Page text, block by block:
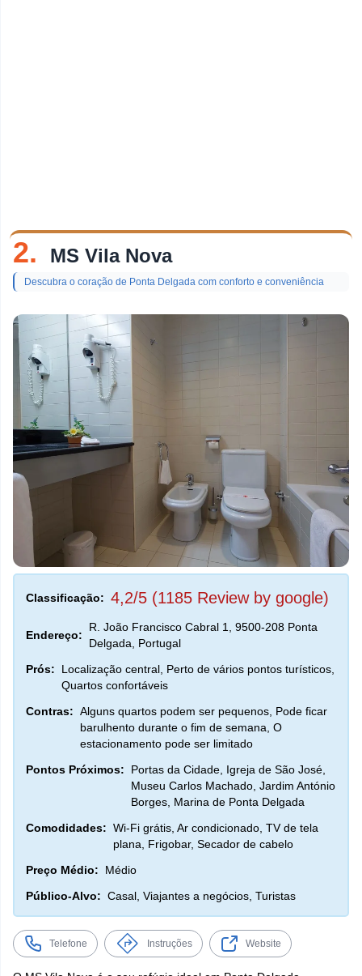
2. MS Vila Nova
Descubra o coração de Ponta Delgada com conforto e conveniência
Classificação: 4,2/5 (1185 Review by google)
Endereço:
R. João Francisco Cabral 1, 9500-208 Ponta
Delgada, Portugal
Prós:
Localização central, Perto de vários pontos turísticos,
Quartos confortáveis
Contras: Alguns quartos podem ser pequenos, Pode ficar
barulhento durante o fim de semana, O
estacionamento pode ser limitado
Pontos Próximos:
Portas da Cidade, Igreja de São José,
Museu Carlos Machado, Jardim António
Borges, Marina de Ponta Delgada
Comodidades: Wi-Fi grátis, Ar condicionado, TV de tela
plana, Frigobar, Secador de cabelo
Preço Médio:
Médio
Público-Alvo: Casal, Viajantes a negócios, Turistas
Telefone Instruções Website